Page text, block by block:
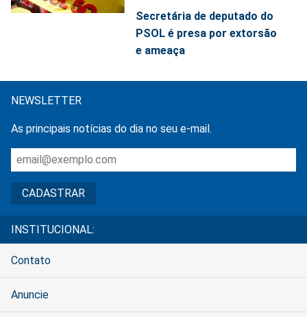
Secretária de deputado do
PSOL é presa por extorsão
e ameaça
NEWSLETTER
As principais notícias do dia no seu e-mail.
INSTITUCIONAL:
Contato
Anuncie